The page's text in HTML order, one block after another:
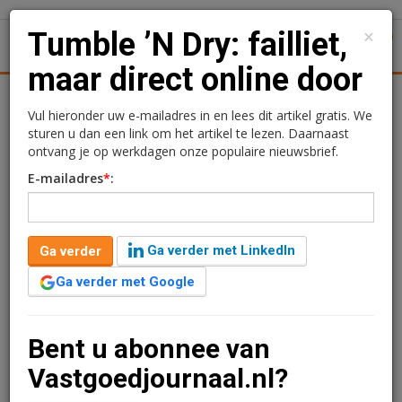
Tumble ’N Dry: failliet,
maar direct online door
Charlotte Bijenveld
30 april 2020 om 13:55
6 jaar geleden aangepast
2 minuten leestijd
Kindermodemerk Tumble 'N Dry is gisteren door de
namelijk direct een doorstart met de webshop en ook
twee filialen in outletcentra blijven open.
×
Tumble ’N Dry: failliet,
maar direct online door
Vul hieronder uw e-mailadres in en lees dit artikel gratis. We
sturen u dan een link om het artikel te lezen. Daarnaast
ontvang je op werkdagen onze populaire nieuwsbrief.
E-mailadres*:
Ga verder
Ga verder met LinkedIn
Ga verder met Google
Bent u abonnee van
Vastgoedjournaal.nl?